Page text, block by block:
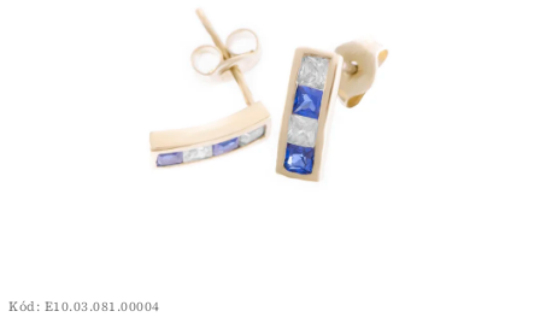
Kód: E10.03.081.00004